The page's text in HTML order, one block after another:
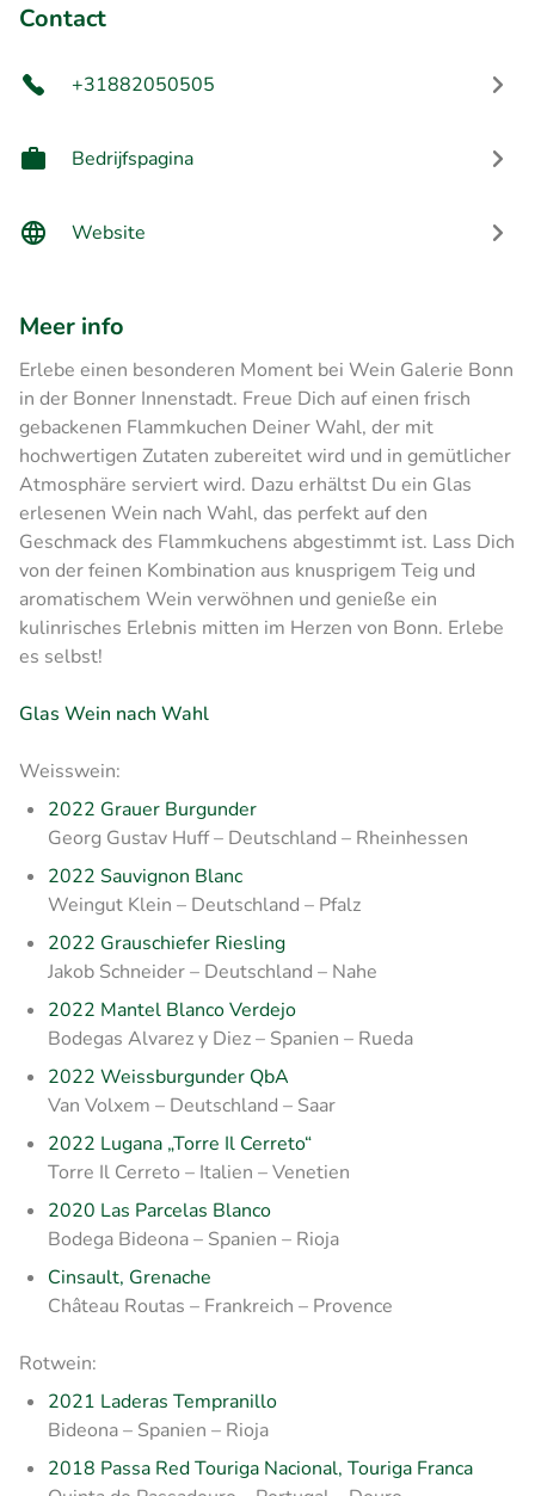
Contact
+31882050505
Bedrijfspagina
Website
Meer info
Erlebe einen besonderen Moment bei Wein Galerie Bonn
in der Bonner Innenstadt. Freue Dich auf einen frisch
gebackenen Flammkuchen Deiner Wahl, der mit
hochwertigen Zutaten zubereitet wird und in gemütlicher
Atmosphäre serviert wird. Dazu erhältst Du ein Glas
erlesenen Wein nach Wahl, das perfekt auf den
Geschmack des Flammkuchens abgestimmt ist. Lass Dich
von der feinen Kombination aus knusprigem Teig und
aromatischem Wein verwöhnen und genieße ein
kulinrisches Erlebnis mitten im Herzen von Bonn. Erlebe
es selbst!
Glas Wein nach Wahl
Weisswein:
2022 Grauer Burgunder
Georg Gustav Huff – Deutschland – Rheinhessen
2022 Sauvignon Blanc
Weingut Klein – Deutschland – Pfalz
2022 Grauschiefer Riesling
Jakob Schneider – Deutschland – Nahe
2022 Mantel Blanco Verdejo
Bodegas Alvarez y Diez – Spanien – Rueda
2022 Weissburgunder QbA
Van Volxem – Deutschland – Saar
2022 Lugana „Torre Il Cerreto“
Torre Il Cerreto – Italien – Venetien
2020 Las Parcelas Blanco
Bodega Bideona – Spanien – Rioja
Cinsault, Grenache
Château Routas – Frankreich – Provence
Rotwein:
2021 Laderas Tempranillo
Bideona – Spanien – Rioja
2018 Passa Red Touriga Nacional, Touriga Franca